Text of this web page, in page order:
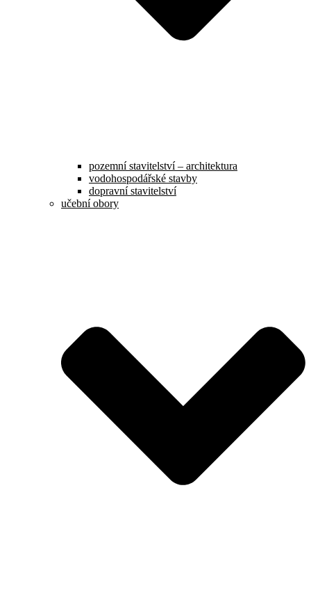
pozemní stavitelství – architektura
vodohospodářské stavby
dopravní stavitelství
učební obory